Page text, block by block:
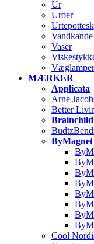
Ur
Uroer
Vandkande
Vaser
Væglamper
MÆRKER
Applicata
Arne
Better
Brainchild
ByMagnet
Cool